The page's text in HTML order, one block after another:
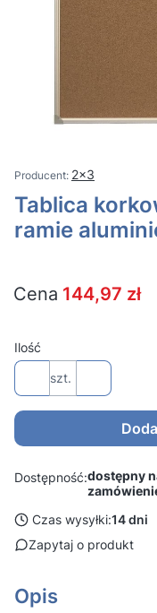
2x3
Tablica
ramie
Cena 144,97 zł
Ilość
szt.
Dostępność:dostępny
Czas wysyłki:14 dni
Zapytaj o produkt
Opis